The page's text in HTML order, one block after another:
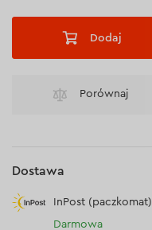
Dodaj
Porównaj
Dostawa
InPost (paczkomat)
Darmowa